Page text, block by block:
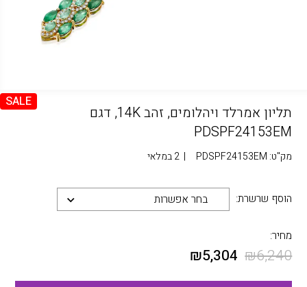
SALE
תליון אמרלד ויהלומים, זהב 14K, דגם
PDSPF24153EM
מק"ט: PDSPF24153EM
| 2 במלאי
הוסף שרשרת: בחר אפשרות
מחיר:
₪6,240
₪5,304